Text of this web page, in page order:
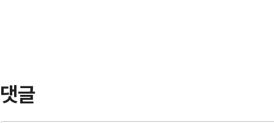
댓글